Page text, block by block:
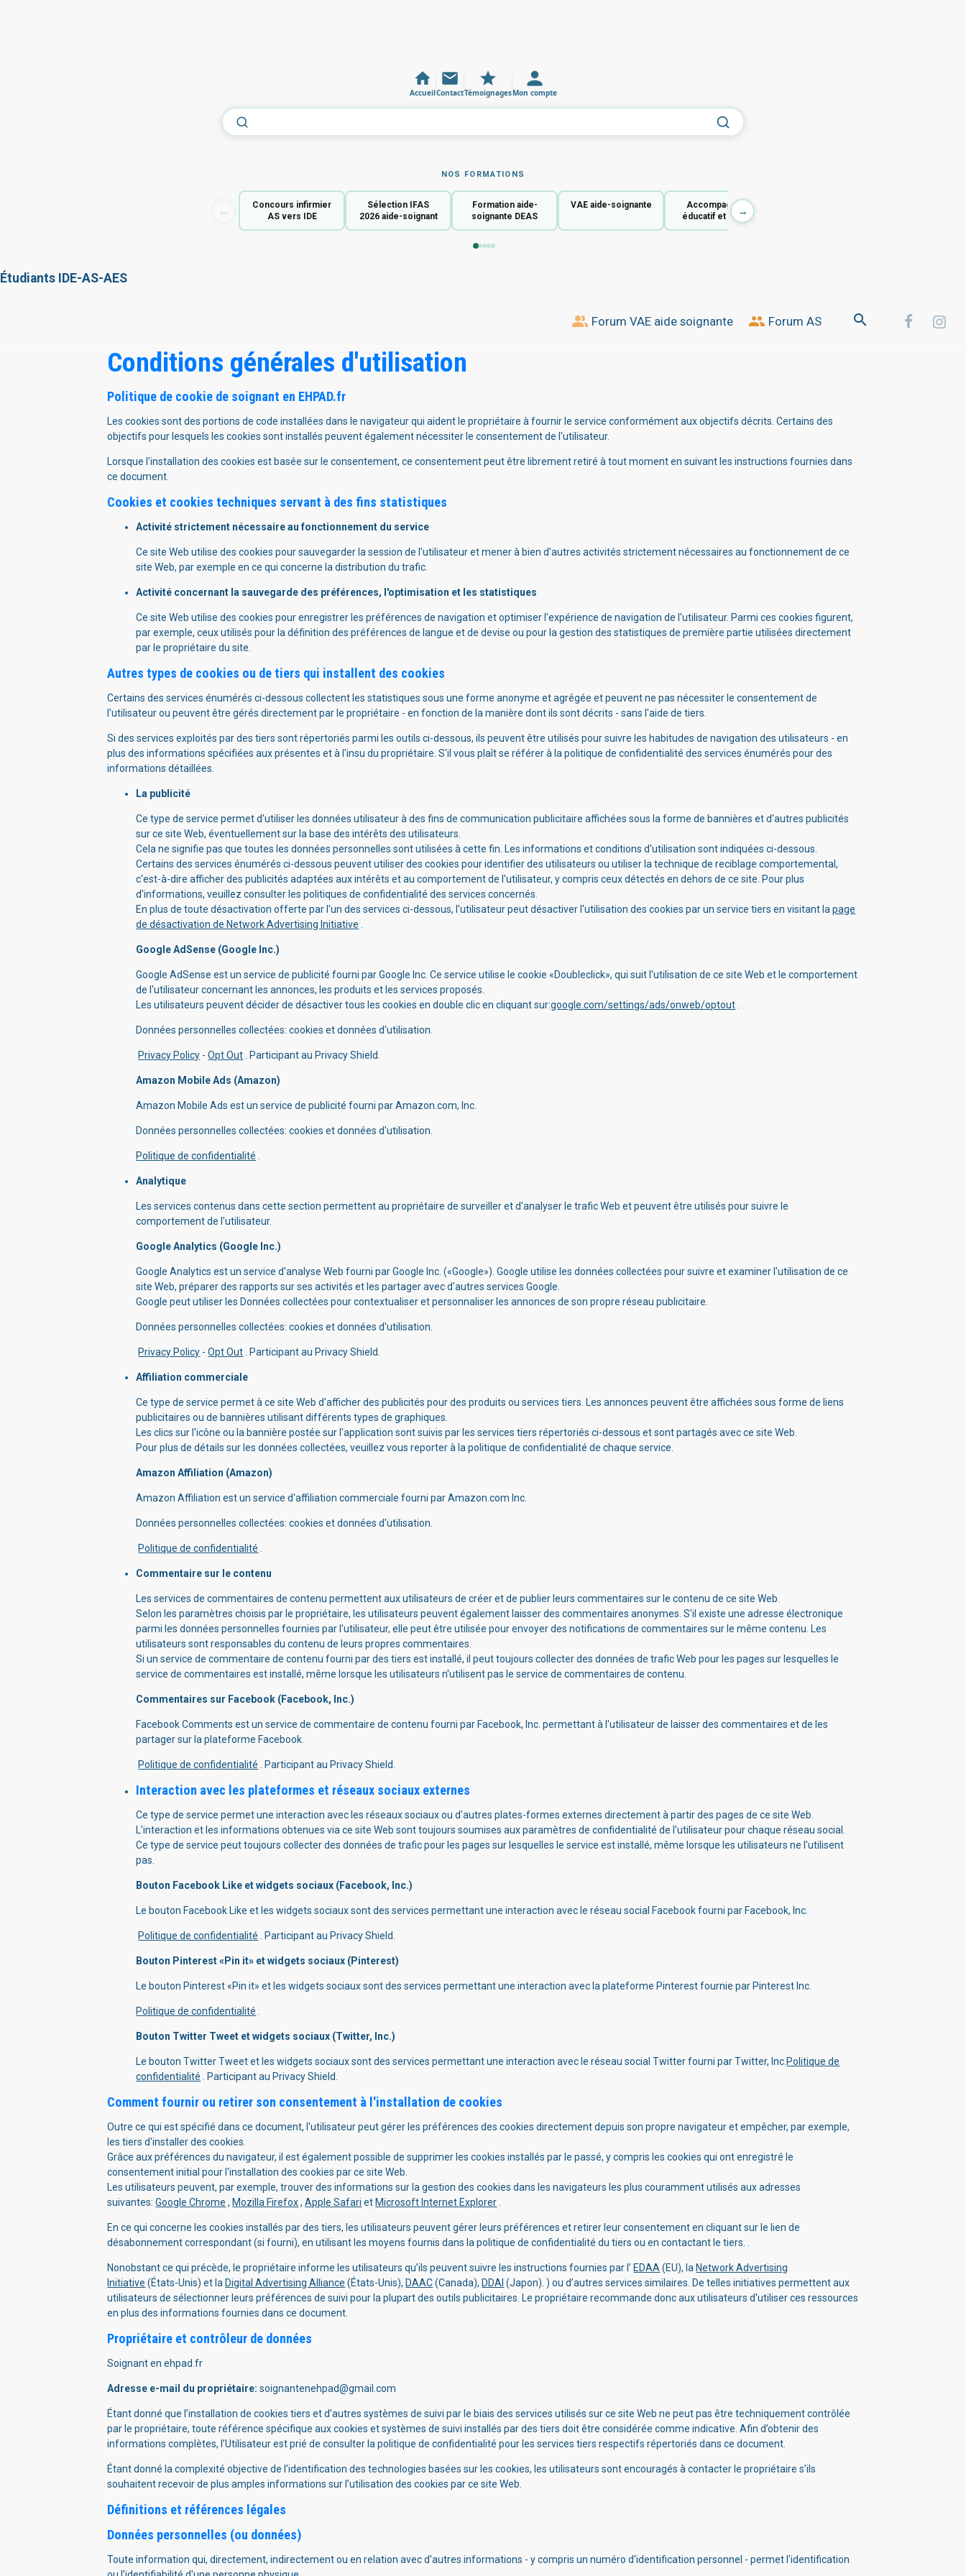
AccueilContactTémoignagesMon compte
NOS FORMATIONS
←
Concours infirmier
AS vers IDE
Sélection IFAS
2026 aide-soignant
Formation aide-
soignante DEAS
VAE aide-soignante
Accompagnant
éducatif et social
→
Étudiants IDE-AS-AES
Forum VAE aide soignante Forum AS
Conditions générales d'utilisation
Politique de cookie de soignant en EHPAD.fr
Les cookies sont des portions de code installées dans le navigateur qui aident le propriétaire à fournir le service conformément aux objectifs décrits. Certains des
objectifs pour lesquels les cookies sont installés peuvent également nécessiter le consentement de l'utilisateur.
Lorsque l'installation des cookies est basée sur le consentement, ce consentement peut être librement retiré à tout moment en suivant les instructions fournies dans
ce document.
Cookies et cookies techniques servant à des fins statistiques
Activité strictement nécessaire au fonctionnement du service
Ce site Web utilise des cookies pour sauvegarder la session de l'utilisateur et mener à bien d'autres activités strictement nécessaires au fonctionnement de ce
site Web, par exemple en ce qui concerne la distribution du trafic.
Activité concernant la sauvegarde des préférences, l'optimisation et les statistiques
Ce site Web utilise des cookies pour enregistrer les préférences de navigation et optimiser l'expérience de navigation de l'utilisateur. Parmi ces cookies figurent,
par exemple, ceux utilisés pour la définition des préférences de langue et de devise ou pour la gestion des statistiques de première partie utilisées directement
par le propriétaire du site.
Autres types de cookies ou de tiers qui installent des cookies
Certains des services énumérés ci-dessous collectent les statistiques sous une forme anonyme et agrégée et peuvent ne pas nécessiter le consentement de
l'utilisateur ou peuvent être gérés directement par le propriétaire - en fonction de la manière dont ils sont décrits - sans l'aide de tiers.
Si des services exploités par des tiers sont répertoriés parmi les outils ci-dessous, ils peuvent être utilisés pour suivre les habitudes de navigation des utilisateurs - en
plus des informations spécifiées aux présentes et à l'insu du propriétaire. S'il vous plaît se référer à la politique de confidentialité des services énumérés pour des
informations détaillées.
La publicité
Ce type de service permet d'utiliser les données utilisateur à des fins de communication publicitaire affichées sous la forme de bannières et d'autres publicités
sur ce site Web, éventuellement sur la base des intérêts des utilisateurs.
Cela ne signifie pas que toutes les données personnelles sont utilisées à cette fin. Les informations et conditions d'utilisation sont indiquées ci-dessous.
Certains des services énumérés ci-dessous peuvent utiliser des cookies pour identifier des utilisateurs ou utiliser la technique de reciblage comportemental,
c'est-à-dire afficher des publicités adaptées aux intérêts et au comportement de l'utilisateur, y compris ceux détectés en dehors de ce site. Pour plus
d'informations, veuillez consulter les politiques de confidentialité des services concernés.
En plus de toute désactivation offerte par l'un des services ci-dessous, l'utilisateur peut désactiver l'utilisation des cookies par un service tiers en visitant lapage
de désactivation de Network Advertising Initiative
Google AdSense (Google Inc.)
Google AdSense est un service de publicité fourni par Google Inc. Ce service utilise le cookie «Doubleclick», qui suit l'utilisation de ce site Web et le comportement
de l'utilisateur concernant les annonces, les produits et les services proposés.
Les utilisateurs peuvent décider de désactiver tous les cookies en double clic en cliquant sur:google.com/settings/ads/onweb/optout
Données personnelles collectées: cookies et données d'utilisation.
Privacy Policy -Opt Out . Participant au Privacy Shield.
Amazon Mobile Ads (Amazon)
Amazon Mobile Ads est un service de publicité fourni par Amazon.com, Inc.
Données personnelles collectées: cookies et données d'utilisation.
Politique de confidentialité
Analytique
Les services contenus dans cette section permettent au propriétaire de surveiller et d'analyser le trafic Web et peuvent être utilisés pour suivre le
comportement de l'utilisateur.
Google Analytics (Google Inc.)
Google Analytics est un service d'analyse Web fourni par Google Inc. («Google»). Google utilise les données collectées pour suivre et examiner l'utilisation de ce
site Web, préparer des rapports sur ses activités et les partager avec d'autres services Google.
Google peut utiliser les Données collectées pour contextualiser et personnaliser les annonces de son propre réseau publicitaire.
Données personnelles collectées: cookies et données d'utilisation.
Privacy Policy -Opt Out . Participant au Privacy Shield.
Affiliation commerciale
Ce type de service permet à ce site Web d'afficher des publicités pour des produits ou services tiers. Les annonces peuvent être affichées sous forme de liens
publicitaires ou de bannières utilisant différents types de graphiques.
Les clics sur l'icône ou la bannière postée sur l'application sont suivis par les services tiers répertoriés ci-dessous et sont partagés avec ce site Web.
Pour plus de détails sur les données collectées, veuillez vous reporter à la politique de confidentialité de chaque service.
Amazon Affiliation (Amazon)
Amazon Affiliation est un service d'affiliation commerciale fourni par Amazon.com Inc.
Données personnelles collectées: cookies et données d'utilisation.
Politique de confidentialité
Commentaire sur le contenu
Les services de commentaires de contenu permettent aux utilisateurs de créer et de publier leurs commentaires sur le contenu de ce site Web.
Selon les paramètres choisis par le propriétaire, les utilisateurs peuvent également laisser des commentaires anonymes. S'il existe une adresse électronique
parmi les données personnelles fournies par l'utilisateur, elle peut être utilisée pour envoyer des notifications de commentaires sur le même contenu. Les
utilisateurs sont responsables du contenu de leurs propres commentaires.
Si un service de commentaire de contenu fourni par des tiers est installé, il peut toujours collecter des données de trafic Web pour les pages sur lesquelles le
service de commentaires est installé, même lorsque les utilisateurs n'utilisent pas le service de commentaires de contenu.
Commentaires sur Facebook (Facebook, Inc.)
Facebook Comments est un service de commentaire de contenu fourni par Facebook, Inc. permettant à l'utilisateur de laisser des commentaires et de les
partager sur la plateforme Facebook.
Politique de confidentialité . Participant au Privacy Shield.
Interaction avec les plateformes et réseaux sociaux externes
Ce type de service permet une interaction avec les réseaux sociaux ou d'autres plates-formes externes directement à partir des pages de ce site Web.
L'interaction et les informations obtenues via ce site Web sont toujours soumises aux paramètres de confidentialité de l'utilisateur pour chaque réseau social.
Ce type de service peut toujours collecter des données de trafic pour les pages sur lesquelles le service est installé, même lorsque les utilisateurs ne l'utilisent
pas.
Bouton Facebook Like et widgets sociaux (Facebook, Inc.)
Le bouton Facebook Like et les widgets sociaux sont des services permettant une interaction avec le réseau social Facebook fourni par Facebook, Inc.
Politique de confidentialité . Participant au Privacy Shield.
Bouton Pinterest «Pin it» et widgets sociaux (Pinterest)
Le bouton Pinterest «Pin it» et les widgets sociaux sont des services permettant une interaction avec la plateforme Pinterest fournie par Pinterest Inc.
Politique de confidentialité
Bouton Twitter Tweet et widgets sociaux (Twitter, Inc.)
Le bouton Twitter Tweet et les widgets sociaux sont des services permettant une interaction avec le réseau social Twitter fourni par Twitter, Inc. Politique de
confidentialité . Participant au Privacy Shield.
Comment fournir ou retirer son consentement à l'installation de cookies
Outre ce qui est spécifié dans ce document, l'utilisateur peut gérer les préférences des cookies directement depuis son propre navigateur et empêcher, par exemple,
les tiers d'installer des cookies.
Grâce aux préférences du navigateur, il est également possible de supprimer les cookies installés par le passé, y compris les cookies qui ont enregistré le
consentement initial pour l'installation des cookies par ce site Web.
Les utilisateurs peuvent, par exemple, trouver des informations sur la gestion des cookies dans les navigateurs les plus couramment utilisés aux adresses
suivantes:Google Chrome , Mozilla Firefox,Apple Safari et Microsoft Internet Explorer
En ce qui concerne les cookies installés par des tiers, les utilisateurs peuvent gérer leurs préférences et retirer leur consentement en cliquant sur le lien de
désabonnement correspondant (si fourni), en utilisant les moyens fournis dans la politique de confidentialité du tiers ou en contactant le tiers. .
Nonobstant ce qui précède, le propriétaire informe les utilisateurs qu’ils peuvent suivre les instructions fournies par l’ EDAA (EU), la Network Advertising
Initiative (États-Unis) et la Digital Advertising Alliance (États-Unis), DAAC(Canada), DDAI (Japon). ) ou d’autres services similaires. De telles initiatives permettent aux
utilisateurs de sélectionner leurs préférences de suivi pour la plupart des outils publicitaires. Le propriétaire recommande donc aux utilisateurs d'utiliser ces ressources
en plus des informations fournies dans ce document.
Propriétaire et contrôleur de données
Soignant en ehpad.fr
Adresse e-mail du propriétaire: soignantenehpad@gmail.com
Étant donné que l’installation de cookies tiers et d’autres systèmes de suivi par le biais des services utilisés sur ce site Web ne peut pas être techniquement contrôlée
par le propriétaire, toute référence spécifique aux cookies et systèmes de suivi installés par des tiers doit être considérée comme indicative. Afin d’obtenir des
informations complètes, l’Utilisateur est prié de consulter la politique de confidentialité pour les services tiers respectifs répertoriés dans ce document.
Étant donné la complexité objective de l’identification des technologies basées sur les cookies, les utilisateurs sont encouragés à contacter le propriétaire s’ils
souhaitent recevoir de plus amples informations sur l’utilisation des cookies par ce site Web.
Définitions et références légales
Données personnelles (ou données)
Toute information qui, directement, indirectement ou en relation avec d'autres informations - y compris un numéro d'identification personnel - permet l'identification